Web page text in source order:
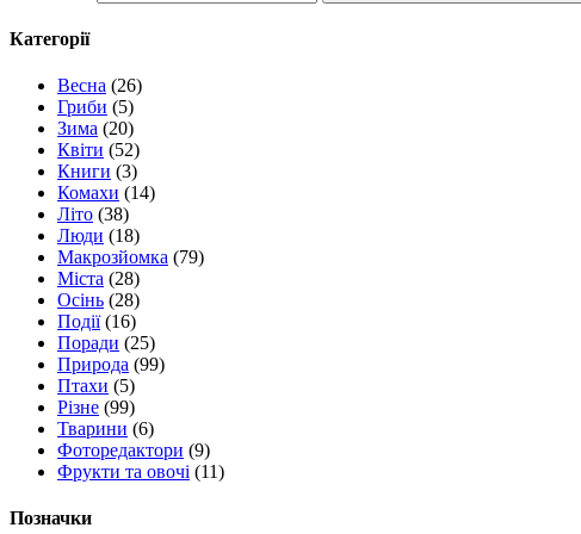
Категорії
Весна (26)
Гриби (5)
Зима (20)
Квіти (52)
Книги (3)
Комахи (14)
Літо (38)
Люди (18)
Макрозйомка (79)
Міста (28)
Осінь (28)
Події(16)
Поради (25)
Природа (99)
Птахи (5)
Різне (99)
Тварини (6)
Фоторедактори (9)
Фрукти та овочі (11)
Позначки